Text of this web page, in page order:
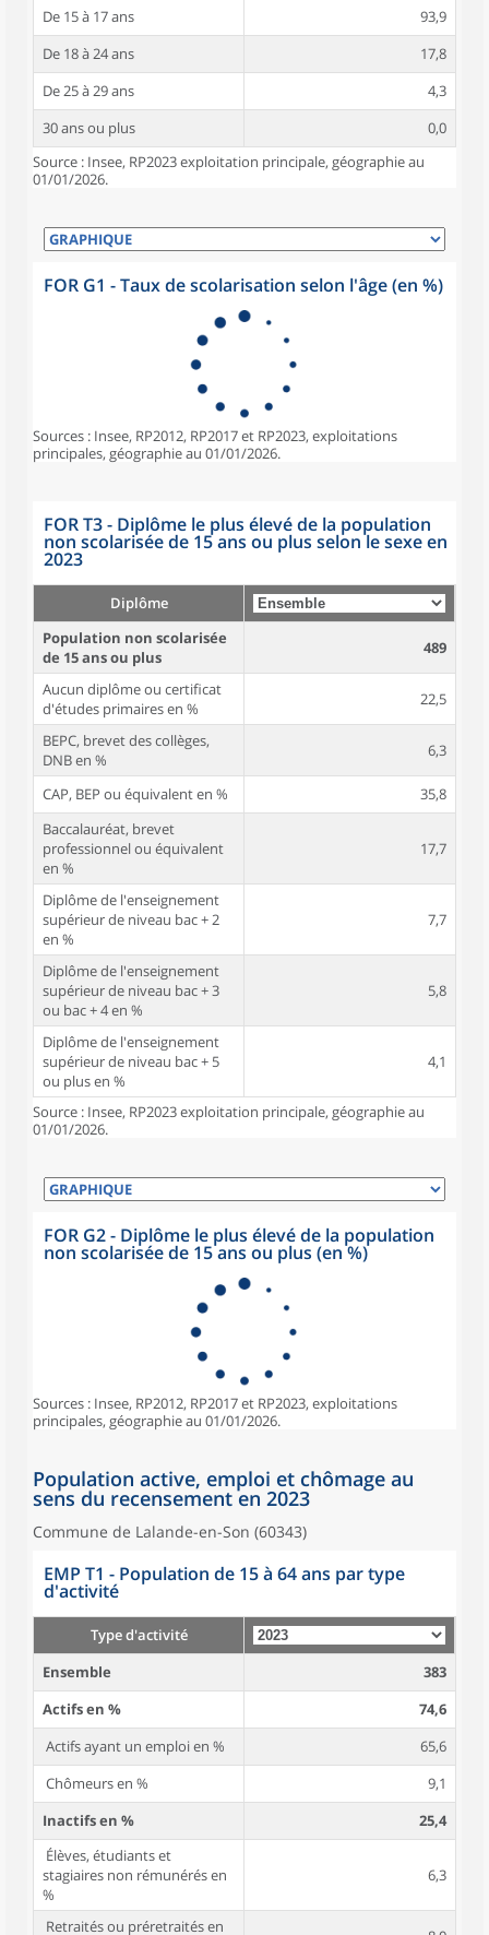
De 15 à 17 ans
93,9
De 18 à 24 ans
17,8
De 25 à 29 ans
4,3
30 ans ou plus
0,0
Source : Insee, RP2023 exploitation principale, géographie au
01/01/2026.
FOR G1 - Taux de scolarisation selon l'âge (en %)
Sources : Insee, RP2012, RP2017 et RP2023, exploitations
principales, géographie au 01/01/2026.
FOR T3 - Diplôme le plus élevé de la population
non scolarisée de 15 ans ou plus selon le sexe en
2023
Diplôme
Population non scolarisée
de 15 ans ou plus
489
Aucun diplôme ou certificat
d'études primaires en %
22,5
BEPC, brevet des collèges,
DNB en %
6,3
CAP, BEP ou équivalent en %
35,8
Baccalauréat, brevet
professionnel ou équivalent
en %
17,7
Diplôme de l'enseignement
supérieur de niveau bac + 2
en %
7,7
Diplôme de l'enseignement
supérieur de niveau bac + 3
ou bac + 4 en %
5,8
Diplôme de l'enseignement
supérieur de niveau bac + 5
ou plus en %
4,1
Source : Insee, RP2023 exploitation principale, géographie au
01/01/2026.
FOR G2 - Diplôme le plus élevé de la population
non scolarisée de 15 ans ou plus (en %)
Sources : Insee, RP2012, RP2017 et RP2023, exploitations
principales, géographie au 01/01/2026.
Population active, emploi et chômage au
sens du recensement en 2023
Commune de Lalande-en-Son (60343)
EMP T1 - Population de 15 à 64 ans par type
d'activité
Type d'activité
Ensemble
383
Actifs en %
74,6
Actifs ayant un emploi en %
65,6
Chômeurs en %
9,1
Inactifs en %
25,4
Élèves, étudiants et
stagiaires non rémunérés en
%
6,3
Retraités ou préretraités en